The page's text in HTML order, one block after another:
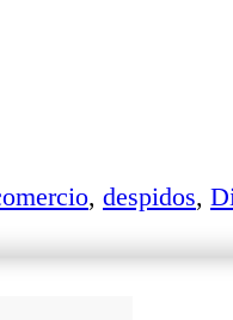
, despidos,